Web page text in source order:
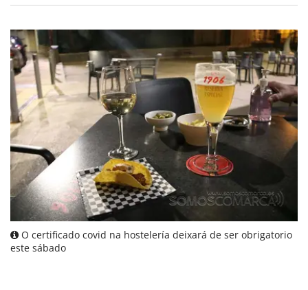
O certificado covid na hostelería deixará de ser obrigatorio
este sábado